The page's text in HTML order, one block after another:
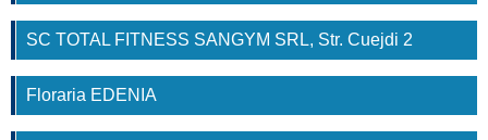
SC TOTAL FITNESS SANGYM SRL, Str. Cuejdi 2
Floraria EDENIA